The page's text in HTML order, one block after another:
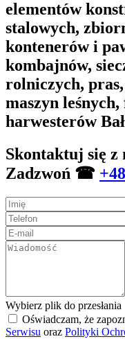
elementów
stalowych,
kontenerów i
kombajnów,
rolniczych,
maszyn
harwesterów
Skontaktuj się
Zadzwoń ☎
Wybierz plik do przesłania
Oświadczam, że
Serwisu oraz Polityki